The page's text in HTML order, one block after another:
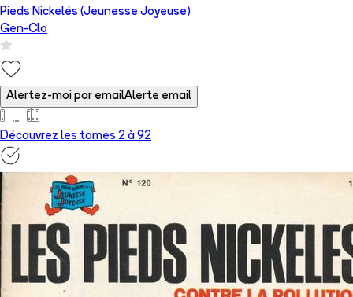
Pieds Nickelés (Jeunesse Joyeuse)
Gen-Clo
Alertez-moi par emailAlerte email
Découvrez les tomes 2 à 92